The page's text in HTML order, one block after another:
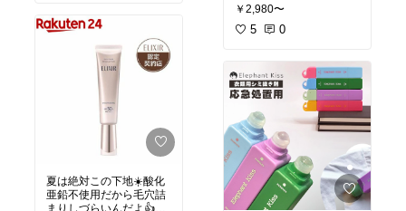
夏は絶対この下地☀️酸化
亜鉛不使用だから毛穴詰
#照明 #インテリア
#和室
#led
￥2,980〜
5 0